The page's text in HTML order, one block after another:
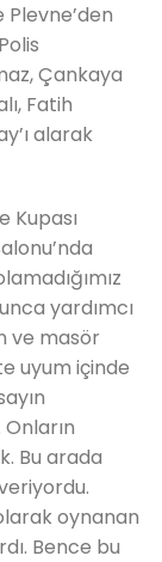
Çankaya
Fatih
alarak
Kupası
yardımcı
ve masör
uyum içinde
Bu arada
oynanan
Bence bu